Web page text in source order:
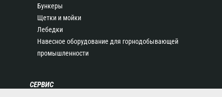
Бункеры
Щетки и мойки
Лебедки
Навесное оборудование для горнодобывающей
промышленности
СЕРВИС